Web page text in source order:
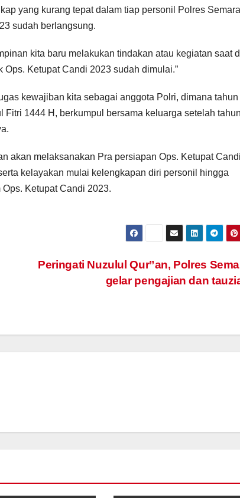
yang kurang tepat dalam tiap personil Polres
sudah berlangsung.
kita baru melakukan tindakan atau kegiatan saat
Ketupat Candi 2023 sudah dimulai.”
kewajiban kita sebagai anggota Polri, dimana tahun
1444 H, berkumpul bersama keluarga setelah tahun
akan melaksanakan Pra persiapan Ops. Ketupat Candi
kelayakan mulai kelengkapan diri personil hingga
Ketupat Candi 2023.
Peringati Nuzulul Qur”an, Polres
gelar pengajian dan